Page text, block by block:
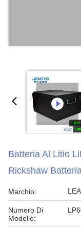
Batteria Al Litio
Rickshaw
Marchio:
Numero Di
Modello: